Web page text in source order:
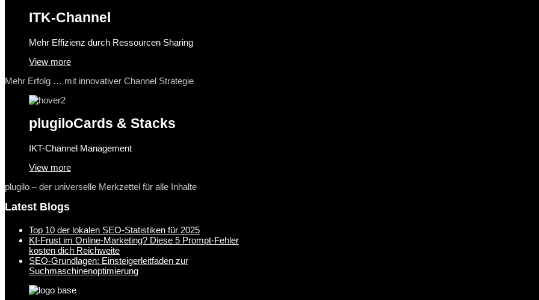
ITK-Channel
Mehr Effizienz durch Ressourcen Sharing
View more
Mehr Erfolg … mit innovativer Channel Strategie
plugiloCards & Stacks
IKT-Channel Management
View more
plugilo – der universelle Merkzettel für alle Inhalte
Latest Blogs
Top 10 der lokalen SEO-Statistiken für 2025
KI-Frust im Online-Marketing? Diese 5 Prompt-Fehler
kosten dich Reichweite
SEO-Grundlagen: Einsteigerleitfaden zur
Suchmaschinenoptimierung